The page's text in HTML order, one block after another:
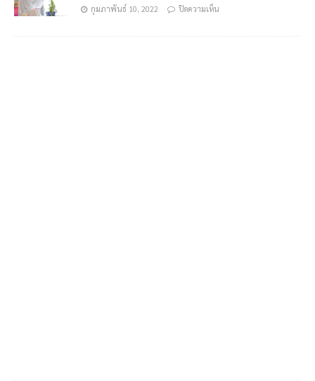
กุมภาพันธ์ 10, 2022 ปิดความเห็น